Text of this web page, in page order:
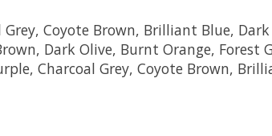
Grey, Coyote Brown, Brilliant Blue,
Dark Olive, Burnt Orange, Forest
Charcoal Grey, Coyote Brown,